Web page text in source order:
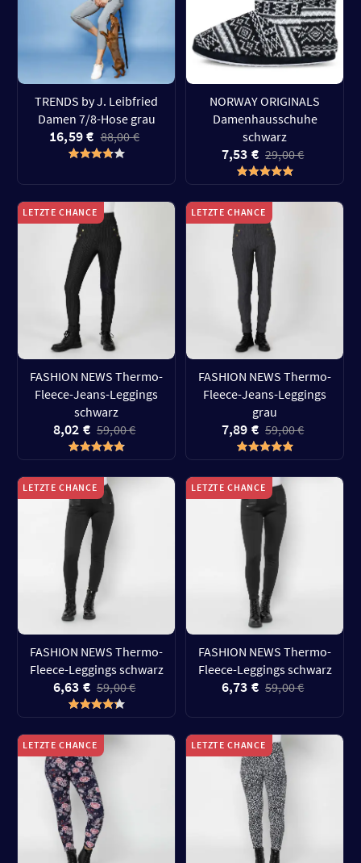
TRENDS by J. Leibfried
Damen 7/8-Hose grau
16,59 € 88,00 €
NORWAY ORIGINALS
Damenhausschuhe
schwarz
7,53 € 29,00 €
LETZTE CHANCE
FASHION NEWS Thermo-
Fleece-Jeans-Leggings
schwarz
8,02 € 59,00 €
LETZTE CHANCE
FASHION NEWS Thermo-
Fleece-Jeans-Leggings
grau
7,89 € 59,00 €
LETZTE CHANCE
FASHION NEWS Thermo-
Fleece-Leggings schwarz
6,63 € 59,00 €
LETZTE CHANCE
FASHION NEWS Thermo-
Fleece-Leggings schwarz
6,73 € 59,00 €
LETZTE CHANCE LETZTE CHANCE